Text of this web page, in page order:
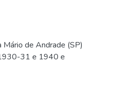
de Andrade (SP)
31 e 1940 e